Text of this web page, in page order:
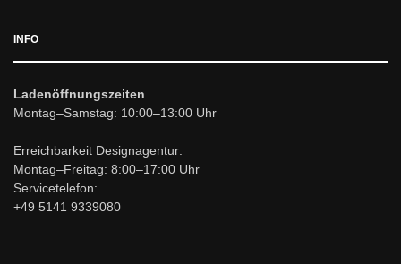
INFO
Ladenöffnungszeiten
Montag–Samstag: 10:00–13:00 Uhr
Erreichbarkeit Designagentur:
Montag–Freitag: 8:00–17:00 Uhr
Servicetelefon:
+49 5141 9339080